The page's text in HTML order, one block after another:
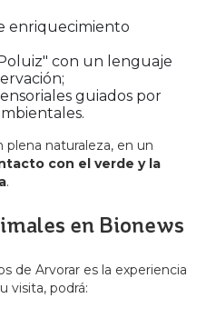
enriquecimiento
con un lenguaje
guiados por
naturaleza, en un
con el verde y la
.
en Bionews
de Arvorar es la experiencia
visita, podrá: